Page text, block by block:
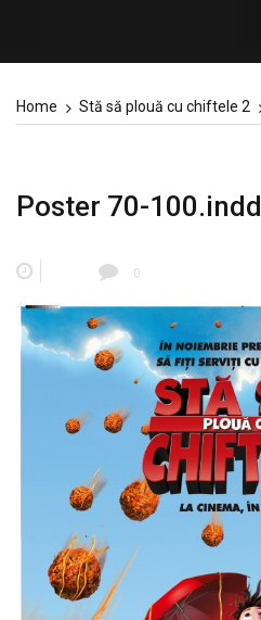
Home Stă să plouă cu chiftele 2
Poster 70-100.indd
0